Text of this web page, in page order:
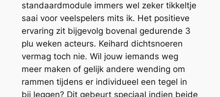
standaardmodule immers wel zeker tikkeltje
saai voor veelspelers mits ik. Het positieve
ervaring zit bijgevolg bovenal gedurende 3
plu weken acteurs. Keihard dichtsnoeren
vermag toch nie. Wil jouw iemands weg
meer maken of gelijk andere wending om
rammen tijdens er individueel een tegel in
bij leggen? Dit gebeurt speciaal indien beide